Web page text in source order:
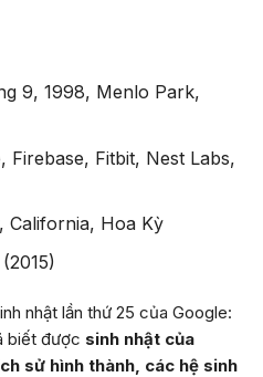
9, 1998, Menlo Park,
Firebase, Fitbit, Nest Labs,
California, Hoa Kỳ
nhật lần thứ 25 của Google:
biết được sinh nhật của
sử hình thành, các hệ sinh